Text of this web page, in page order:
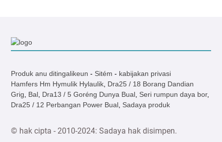
Produk anu ditingalikeun - Sitém - kabijakan privasi
Hamfers Hm Hymulik Hylaulik Dra25 / 18 Borang Dandian
Grig
Bal Dra13 / 5 Goréng Dunya Bual Seri rumpun daya bor,
Dra25 / 12 Perbangan Power Bual Sadaya produk
© hak cipta - 2010-2024: Sadaya hak disimpen.